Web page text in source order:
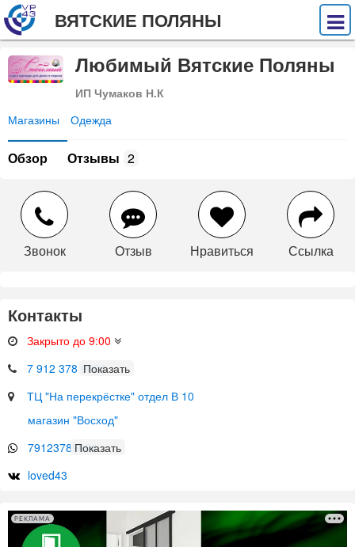
ВЯТСКИЕ ПОЛЯНЫ
Любимый Вятские Поляны
ИП Чумаков Н.К
Магазины Одежда
Обзор Отзывы 2
Звонок Отзыв Нравиться Ссылка
Контакты
Закрыто до 9:00
7 912 378 9604
ТЦ "На перекрёстке" отдел В 10
магазин "Восход"
79123789604
loved43
РЕКЛАМА